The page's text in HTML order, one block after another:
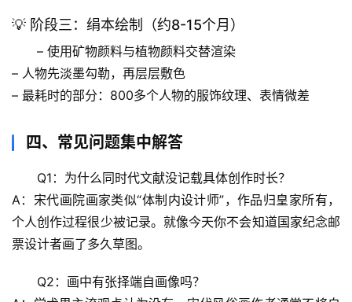
生
学
技
心
理
💡 阶段三：绢本绘制（约8-15个月）
– 使用矿物颜料与植物颜料交替渲染
– 人物先淡墨勾勒，再层层敷色
– 最耗时的部分 ：800多个人物的服饰纹理、表情微差
四、常见问题集中解答
Q1：为什么同时代文献没记载具体创作时长？
A：宋代画院画家类似“体制内设计师”，作品归皇家所有，
个人创作过程很少被记录。就像今天你不会知道国家纪念邮
票设计者画了多久草图。
Q2：画中有张择端自画像吗？